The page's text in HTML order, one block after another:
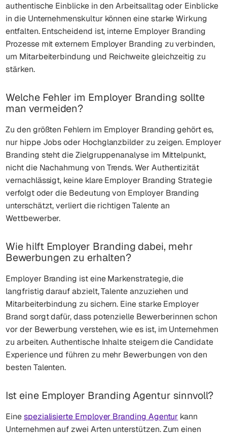
authentische Einblicke in den Arbeitsalltag oder Einblicke
in die Unternehmenskultur können eine starke Wirkung
entfalten. Entscheidend ist, interne Employer Branding
Prozesse mit externem Employer Branding zu verbinden,
um Mitarbeiterbindung und Reichweite gleichzeitig zu
stärken.
Welche Fehler im Employer Branding sollte
man vermeiden?
Zu den größten Fehlern im Employer Branding gehört es,
nur hippe Jobs oder Hochglanzbilder zu zeigen. Employer
Branding steht die Zielgruppenanalyse im Mittelpunkt,
nicht die Nachahmung von Trends. Wer Authentizität
vernachlässigt, keine klare Employer Branding Strategie
verfolgt oder die Bedeutung von Employer Branding
unterschätzt, verliert die richtigen Talente an
Wettbewerber.
Wie hilft Employer Branding dabei, mehr
Bewerbungen zu erhalten?
Employer Branding ist eine Markenstrategie, die
langfristig darauf abzielt, Talente anzuziehen und
Mitarbeiterbindung zu sichern. Eine starke Employer
Brand sorgt dafür, dass potenzielle Bewerberinnen schon
vor der Bewerbung verstehen, wie es ist, im Unternehmen
zu arbeiten. Authentische Inhalte steigern die Candidate
Experience und führen zu mehr Bewerbungen von den
besten Talenten.
Ist eine Employer Branding Agentur sinnvoll?
Einespezialisierte Employer Branding Agentur kann
Unternehmen auf zwei Arten unterstützen. Zum einen